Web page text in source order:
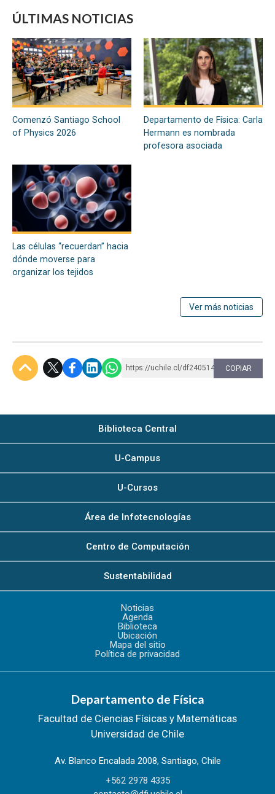
ÚLTIMAS NOTICIAS
Comenzó Santiago School
of Physics 2026
Departamento de Física: Carla
Hermann es nombrada
profesora asociada
Las células “recuerdan” hacia
dónde moverse para
organizar los tejidos
Ver más noticias
https://uchile.cl/df240514 COPIAR
Biblioteca Central
U-Campus
U-Cursos
Área de Infotecnologías
Centro de Computación
Sustentabilidad
Noticias
Agenda
Biblioteca
Ubicación
Mapa del sitio
Política de privacidad
Departamento de Física
Facultad de Ciencias Físicas y Matemáticas
Universidad de Chile
Av. Blanco Encalada 2008, Santiago, Chile
+562 2978 4335